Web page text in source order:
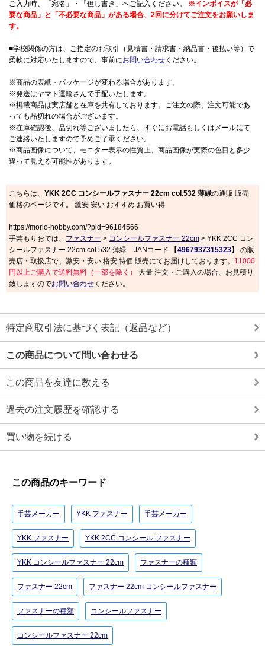
ご入力時、「宛名」・「但し書き」へご記入ください。 ※インボイスが「必
要な商品」と「不必要な商品」がある場合、2回に分けてご注文をお願いしま
す。
■学校関係の方は、ご指定のお取引（見積書・請求書・納品書・後払い等）で
柔軟に対応いたしますので、事前にお問い合わせ ください。
※商品の表紙・パッケージが変わる場合があります。
※発送はヤマト運輸さんで手配いたします。
※掲載商品は実店舗と在庫を共有しております。ご注文の際、注文可能であ
っても品切れの場合がございます。
※在庫確認後、品切れ等ございましたら、すぐにお電話もしくはメールにて
ご連絡いたしますので予めご了承ください。
※商品画像について、モニター表示の性質上、商品画像が実際の色目と多少
違って見える可能性があります。
こちらは、 YKK 2CC コンシールファスナー 22cm col.532 薄緑の通販 販売
価格のページです。 激安 安い おすすめ お買い得
https://morio-hobby.com/?pid=96184566
手芸もりおでは、 ファスナー > コンシールファスナー 22cm > YKK 2CC コン
シールファスナー 22cm col.532 薄緑 JANコード 【4967937315323】 の販
売店・取扱店で、激安・安い 格安 特価 販売にてお届けしております。 11000
円以上ご購入で送料無料（一部を除く）
大量 注文・ご購入の場合、お見積り
致しますのでお問い合わせ ください。
特定商取引法に基づく表記（返品など）
この商品について問い合わせる
この商品を友達に教える
過去の注文履歴を確認する
買い物を続ける
この商品のキーワード
手芸メーカー YKK ファスナー 手芸メーカー
YKK ファスナー YKK 2CC コンシール ファスナー
YKK コンシールファスナー 22cm ファスナーの種類
ファスナー 22cm ファスナー 22cm コンシールファスナー
ファスナーの種類 コンシールファスナー
コンシールファスナー 22cm